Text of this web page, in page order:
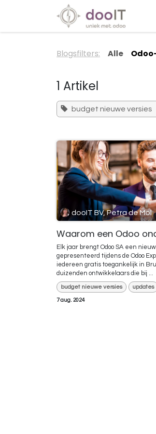
Overslaan naar inhoud
Blogsfilters: Alle
1 Artikel
budget nieuwe versies
dooIT BV, Petra de Mol
Waarom een Odoo
Elk jaar brengt Odoo SA een
gepresenteerd tijdens de Odoo
iedereen gratis toegankelijk in
duizenden ontwikkelaars die bij ...
budget nieuwe versies updates
7 aug. 2024